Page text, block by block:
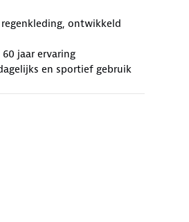
ontwikkeld
jaar ervaring
en sportief gebruik